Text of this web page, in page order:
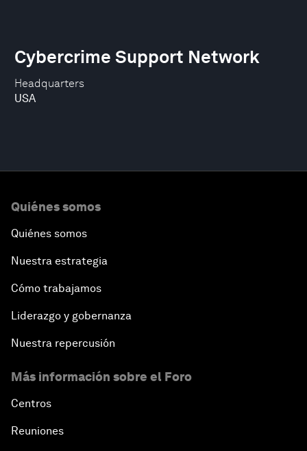
Headquarters
USA
Cybercrime Support Network
Quiénes somos
Quiénes somos
Nuestra estrategia
Cómo trabajamos
Liderazgo y gobernanza
Nuestra repercusión
Más información sobre el Foro
Centros
Reuniones